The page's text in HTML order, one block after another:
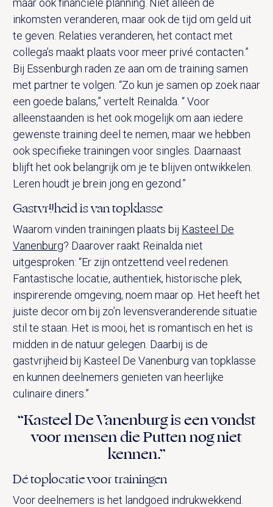
maar ook financiële planning. Niet alleen de
inkomsten veranderen, maar ook de tijd om geld uit
te geven. Relaties veranderen, het contact met
collega’s maakt plaats voor meer privé contacten.”
Bij Essenburgh raden ze aan om de training samen
met partner te volgen. “Zo kun je samen op zoek naar
een goede balans,” vertelt Reinalda. “ Voor
alleenstaanden is het ook mogelijk om aan iedere
gewenste training deel te nemen, maar we hebben
ook specifieke trainingen voor singles. Daarnaast
blijft het ook belangrijk om je te blijven ontwikkelen.
Leren houdt je brein jong en gezond.”
Gastvrijheid is van topklasse
Waarom vinden trainingen plaats bij Kasteel De
Vanenburg? Daarover raakt Reinalda niet
uitgesproken: “Er zijn ontzettend veel redenen.
Fantastische locatie, authentiek, historische plek,
inspirerende omgeving, noem maar op. Het heeft het
juiste decor om bij zo’n levensveranderende situatie
stil te staan. Het is mooi, het is romantisch en het is
midden in de natuur gelegen. Daarbij is de
gastvrijheid bij Kasteel De Vanenburg van topklasse
en kunnen deelnemers genieten van heerlijke
culinaire diners.”
“Kasteel De Vanenburg is een vondst
voor mensen die Putten nog niet
kennen.”
Dé toplocatie voor trainingen
Voor deelnemers is het landgoed indrukwekkend.